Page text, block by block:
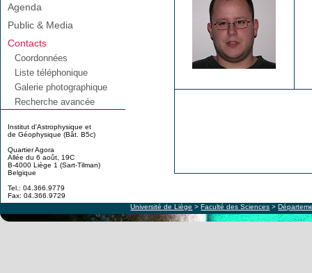
Agenda
Public & Media
Contacts
Coordonnées
Liste téléphonique
Galerie photographique
Recherche avancée
Institut d'Astrophysique et
de Géophysique (Bât. B5c)
Quartier Agora
Allée du 6 août, 19C
B-4000 Liège 1 (Sart-Tilman)
Belgique
Tel.: 04.366.9779
Fax: 04.366.9729
Université de Liège >Faculté des Sciences >